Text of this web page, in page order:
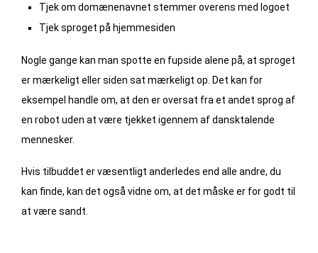
Tjek om domænenavnet stemmer overens med logoet
Tjek sproget på hjemmesiden
Nogle gange kan man spotte en fupside alene på, at sproget
er mærkeligt eller siden sat mærkeligt op. Det kan for
eksempel handle om, at den er oversat fra et andet sprog af
en robot uden at være tjekket igennem af dansktalende
mennesker.
Hvis tilbuddet er væsentligt anderledes end alle andre, du
kan finde, kan det også vidne om, at det måske er for godt til
at være sandt.